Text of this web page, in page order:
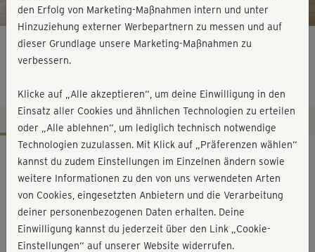
Bauch-Spezial - Kurzworkout 1
Workout-Facts
leicht
22 Min
89 kcal
Michaela Holle
den Erfolg von Marketing-Maßnahmen intern und unter
Hinzuziehung externer Werbepartnern zu messen und auf
dieser Grundlage unsere Marketing-Maßnahmen zu
verbessern.
Klicke auf „Alle akzeptieren“, um deine Einwilligung in den
Einsatz aller Cookies und ähnlichen Technologien zu erteilen
oder „Alle ablehnen“, um lediglich technisch notwendige
Technologien zuzulassen. Mit Klick auf „Präferenzen wählen“
kannst du zudem Einstellungen im Einzelnen ändern sowie
weitere Informationen zu den von uns verwendeten Arten
von Cookies, eingesetzten Anbietern und die Verarbeitung
deiner personenbezogenen Daten erhalten. Deine
Einwilligung kannst du jederzeit über den Link „Cookie-
Einstellungen“ auf unserer Website widerrufen.